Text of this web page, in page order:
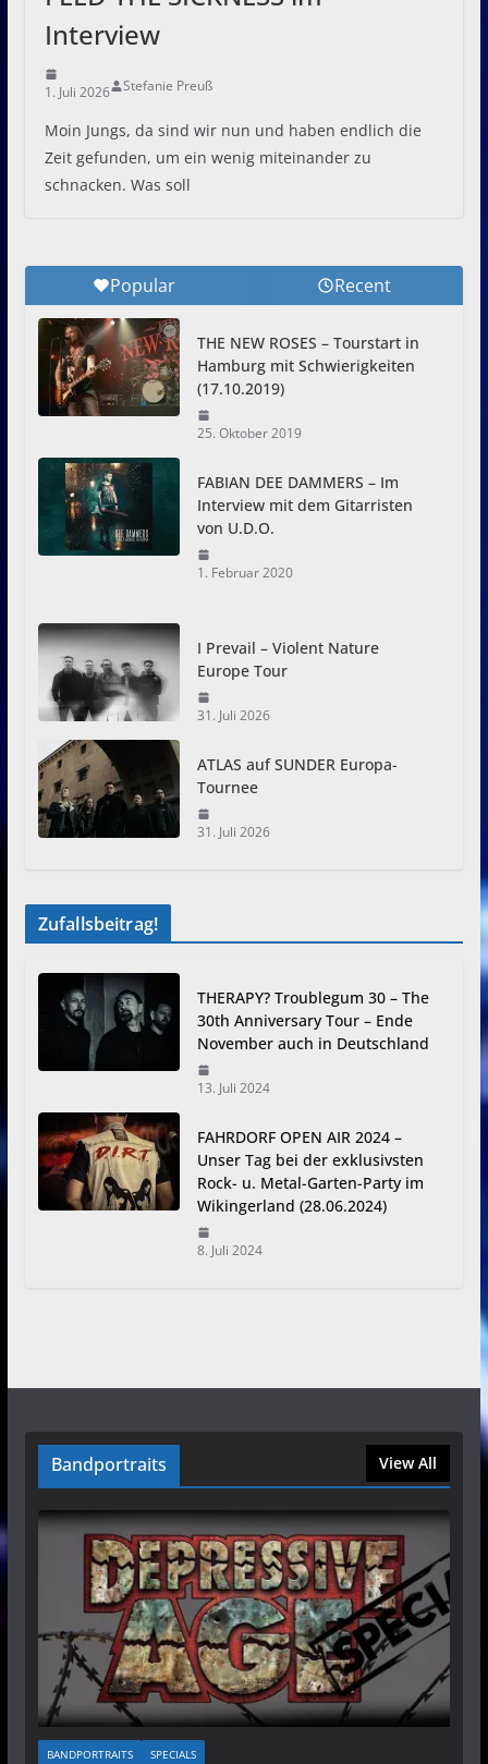
Interview
1. Juli 2026 Stefanie Preuß
Moin Jungs, da sind wir nun und haben endlich die
Zeit gefunden, um ein wenig miteinander zu
schnacken. Was soll
Popular Recent
THE NEW ROSES – Tourstart in
Hamburg mit Schwierigkeiten
(17.10.2019)
25. Oktober 2019
FABIAN DEE DAMMERS – Im
Interview mit dem Gitarristen
von U.D.O.
1. Februar 2020
I Prevail – Violent Nature
Europe Tour
31. Juli 2026
ATLAS auf SUNDER Europa-
Tournee
31. Juli 2026
Zufallsbeitrag!
THERAPY? Troublegum 30 – The
30th Anniversary Tour – Ende
November auch in Deutschland
13. Juli 2024
FAHRDORF OPEN AIR 2024 –
Unser Tag bei der exklusivsten
Rock- u. Metal-Garten-Party im
Wikingerland (28.06.2024)
8. Juli 2024
Bandportraits View All
BANDPORTRAITS SPECIALS